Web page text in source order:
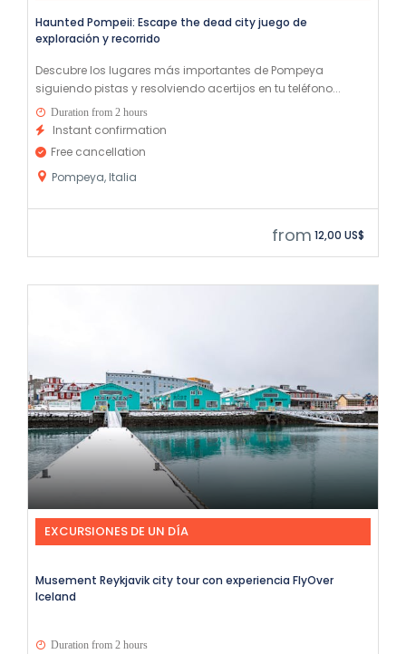
Haunted Pompeii: Escape the dead city juego de
exploración y recorrido
Descubre los lugares más importantes de Pompeya
siguiendo pistas y resolviendo acertijos en tu teléfono...
Duration from 2 hours
Instant confirmation
Free cancellation
Pompeya, Italia
from 12,00 US$
EXCURSIONES DE UN DÍA
Musement Reykjavik city tour con experiencia FlyOver
Iceland
Duration from 2 hours